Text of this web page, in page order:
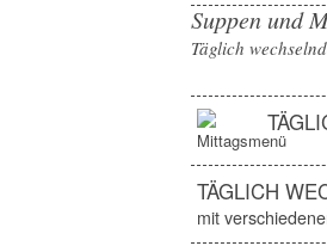
Suppen und
Täglich
TÄGLICH
mit